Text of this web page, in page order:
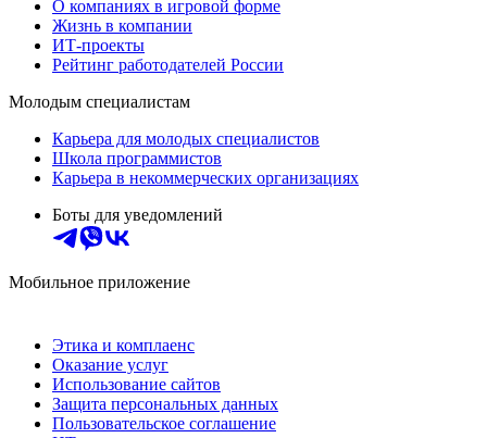
О компаниях в игровой форме
Жизнь в компании
ИТ-проекты
Рейтинг работодателей России
Молодым специалистам
Карьера для молодых специалистов
Школа программистов
Карьера в некоммерческих организациях
Боты для уведомлений
Мобильное приложение
Этика и комплаенс
Оказание услуг
Использование сайтов
Защита персональных данных
Пользовательское соглашение